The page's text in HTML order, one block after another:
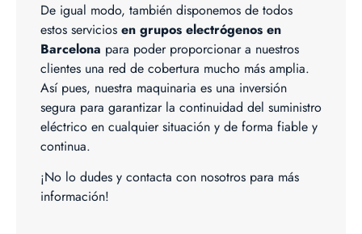
De igual modo, también disponemos de todos
estos servicios en grupos electrógenos en
Barcelona para poder proporcionar a nuestros
clientes una red de cobertura mucho más amplia.
Así pues, nuestra maquinaria es una inversión
segura para garantizar la continuidad del suministro
eléctrico en cualquier situación y de forma fiable y
continua.
¡No lo dudes y contacta con nosotros para más
información!